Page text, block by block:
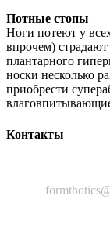
Потные стопы
Ноги потеют у
впрочем)
плантарного
носки несколько
приобрести
Контакты